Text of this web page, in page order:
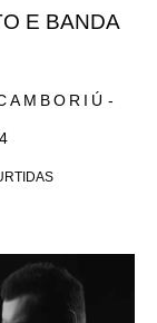
E BANDA